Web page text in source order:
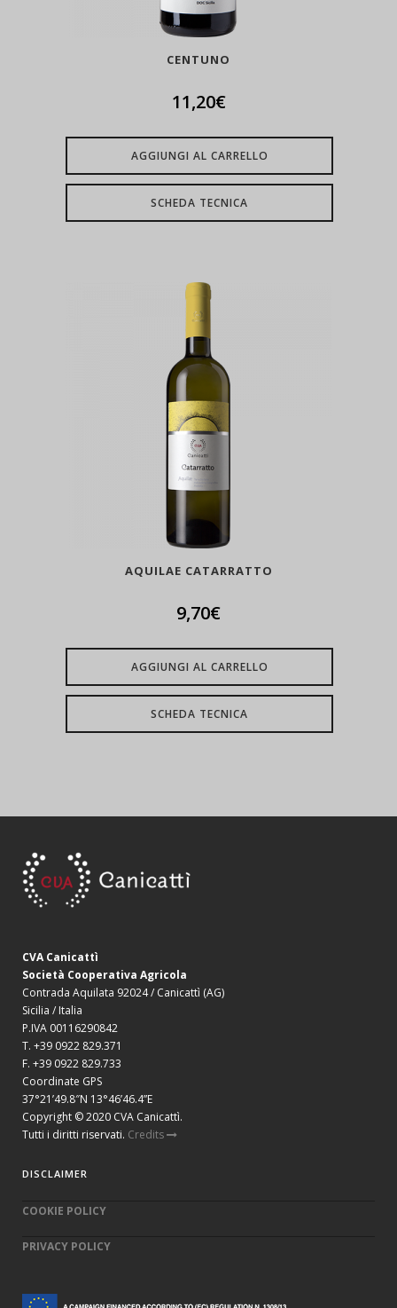
CENTUNO
11,20€
AGGIUNGI AL CARRELLO
SCHEDA TECNICA
AQUILAE CATARRATTO
9,70€
AGGIUNGI AL CARRELLO
SCHEDA TECNICA
CVA Canicattì
Società Cooperativa Agricola
Contrada Aquilata 92024 / Canicattì (AG)
Sicilia / Italia
P.IVA 00116290842
T. +39 0922 829.371
F. +39 0922 829.733
Coordinate GPS
37°21’49.8″N 13°46’46.4”E
Copyright © 2020 CVA Canicattì.
Tutti i diritti riservati. Credits
DISCLAIMER
COOKIE POLICY
PRIVACY POLICY